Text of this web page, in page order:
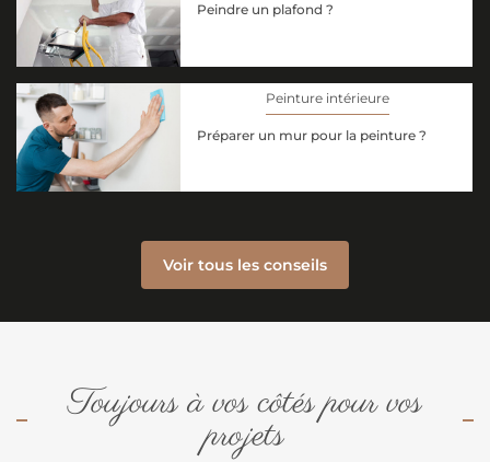
Peindre un plafond ?
Peinture intérieure
Préparer un mur pour la peinture ?
Voir tous les conseils
Toujours à vos côtés pour vos
projets